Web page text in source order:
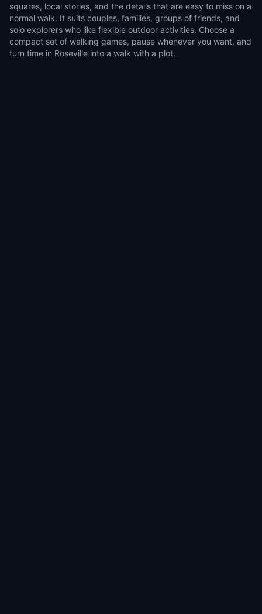
squares, local stories, and the details that are easy to miss on a
normal walk. It suits couples, families, groups of friends, and
solo explorers who like flexible outdoor activities. Choose a
compact set of walking games, pause whenever you want, and
turn time in Roseville into a walk with a plot.